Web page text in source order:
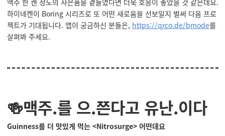
맥주 한 캔 정도의 사은품을 곁들였다면 더욱 호응이 좋았을 것 같은데요.
하이네켄이 Boring 시리즈로 또 어떤 새로움을 선보일지 벌써 다음 프로
젝트가 기대됩니다. 앱이 궁금하신 분들은, https://qrco.de/bmode를
살펴봐 주세요.
🍻맥주.를 으.쯘다고 유난.이다
Guinness를 더 맛있게 먹는 <Nitrosurge> 어떤데요